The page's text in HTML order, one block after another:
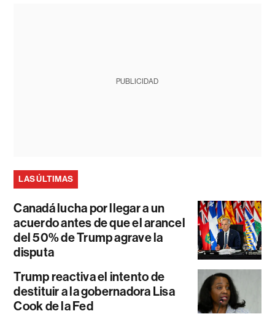
PUBLICIDAD
LAS ÚLTIMAS
Canadá lucha por llegar a un
acuerdo antes de que el arancel
del 50% de Trump agrave la
disputa
Trump reactiva el intento de
destituir a la gobernadora Lisa
Cook de la Fed